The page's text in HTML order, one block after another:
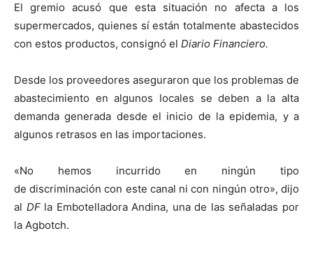
El gremio acusó que esta situación no afecta a los
supermercados, quienes sí están totalmente abastecidos
con estos productos, consignó el Diario Financiero.
Desde los proveedores aseguraron que los problemas de
abastecimiento en algunos locales se deben a la alta
demanda generada desde el inicio de la epidemia, y a
algunos retrasos en las importaciones.
«No hemos incurrido en ningún tipo
de discriminación con este canal ni con ningún otro», dijo
al DF la Embotelladora Andina, una de las señaladas por
la Agbotch.